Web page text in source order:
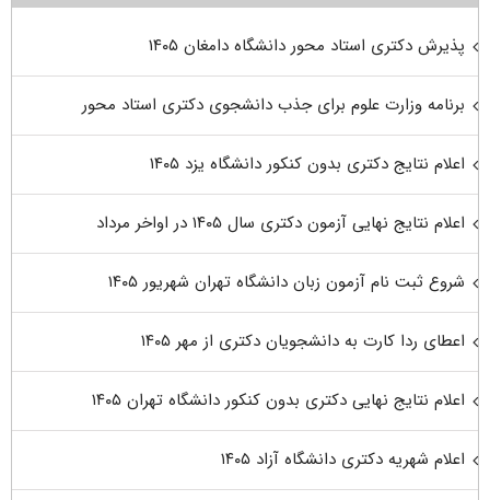
پذیرش دکتری استاد محور دانشگاه دامغان ۱۴۰۵
برنامه وزارت علوم برای جذب دانشجوی دکتری استاد محور
اعلام نتایج دکتری بدون کنکور دانشگاه یزد ۱۴۰۵
اعلام نتایج نهایی آزمون دکتری سال ۱۴۰۵ در اواخر مرداد
شروع ثبت نام آزمون زبان دانشگاه تهران شهریور ۱۴۰۵
اعطای ردا کارت به دانشجویان دکتری از مهر ۱۴۰۵
اعلام نتایج نهایی دکتری بدون کنکور دانشگاه تهران ۱۴۰۵
اعلام شهریه دکتری دانشگاه آزاد ۱۴۰۵